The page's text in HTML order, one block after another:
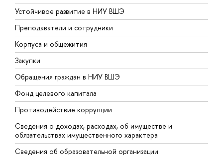
Устойчивое развитие в НИУ ВШЭ
Преподаватели и сотрудники
Корпуса и общежития
Закупки
Обращения граждан в НИУ ВШЭ
Фонд целевого капитала
Противодействие коррупции
Сведения о доходах, расходах, об имуществе и
обязательствах имущественного характера
Сведения об образовательной организации